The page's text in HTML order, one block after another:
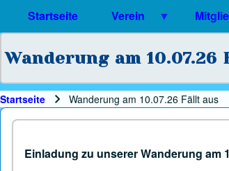
Startseite Verein
Wanderung am 10.07.26
Pfadnavigation
Startseite Wanderung am 10.07.26 Fällt aus
Einladung zu unserer Wanderung am